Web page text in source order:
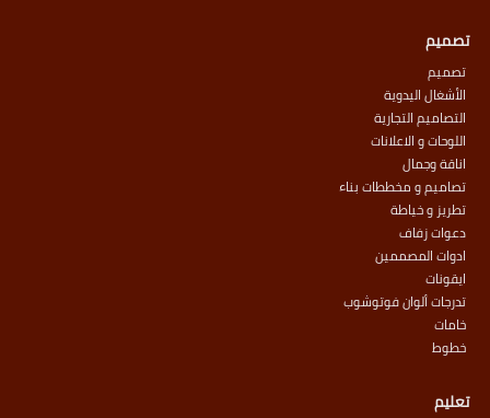
تصميم
تصميم
الأشغال اليدوية
التصاميم التجارية
اللوحات و الاعلانات
اناقة وجمال
تصاميم و مخططات بناء
تطريز و خياطة
دعوات زفاف
ادوات المصممين
ايقونات
تدرجات ألوان فوتوشوب
خامات
خطوط
تعليم